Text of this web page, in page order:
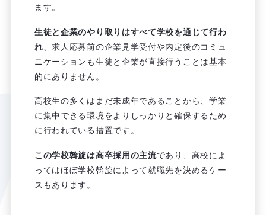
ます。
生徒と企業のやり取りはすべて学校を通じて行わ
れ 、求人応募前の企業見学受付や内定後のコミュ
ニケーションも生徒と企業が直接行うことは基本
的にありません。
高校生の多くはまだ未成年であることから、学業
に集中できる環境をよりしっかりと確保するため
に行われている措置です。
この学校斡旋は高卒採用の主流であり、高校によ
ってはほぼ学校斡旋によって就職先を決めるケー
スもあります。